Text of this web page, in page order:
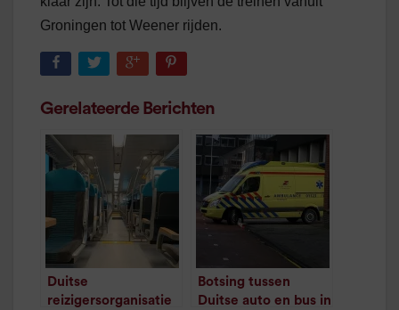
Groningen tot Weener rijden.
Gerelateerde Berichten
Duitse
reizigersorganisatie
Botsing tussen
Duitse auto en bus in